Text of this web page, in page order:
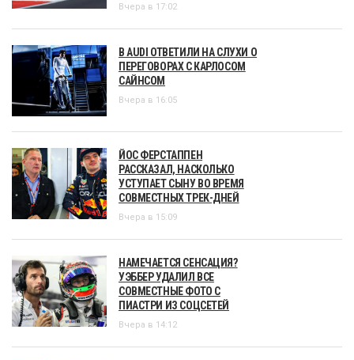
Вчера в 17:02
В AUDI ОТВЕТИЛИ НА СЛУХИ О
ПЕРЕГОВОРАХ С КАРЛОСОМ
САЙНСОМ
Вчера в 16:05
ЙОС ФЕРСТАППЕН
РАССКАЗАЛ, НАСКОЛЬКО
УСТУПАЕТ СЫНУ ВО ВРЕМЯ
СОВМЕСТНЫХ ТРЕК-ДНЕЙ
Вчера в 15:09
НАМЕЧАЕТСЯ СЕНСАЦИЯ?
УЭББЕР УДАЛИЛ ВСЕ
СОВМЕСТНЫЕ ФОТО С
ПИАСТРИ ИЗ СОЦСЕТЕЙ
Вчера в 14:12